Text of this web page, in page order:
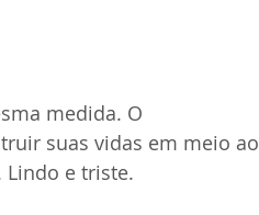
medida. O
suas vidas em meio ao
Lindo e triste.